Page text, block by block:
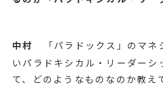
中村
「パラドックス」のマネ
いパラドキシカル・リーダーシ
て、どのようなものなのか教え